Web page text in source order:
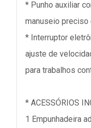
* Punho auxiliar
manuseio preciso
* Interruptor
ajuste de
para trabalhos
* ACESSÓRIOS
1 Empunhadeira